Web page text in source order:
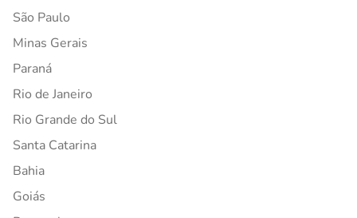
São Paulo
Minas Gerais
Paraná
Rio de Janeiro
Rio Grande do Sul
Santa Catarina
Bahia
Goiás